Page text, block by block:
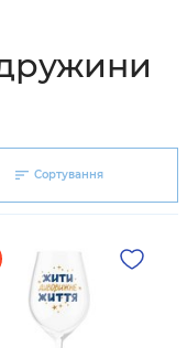
Сортування